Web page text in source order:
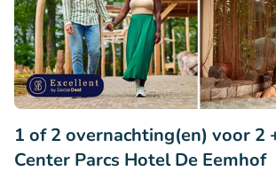
1 of 2 overnachting(en) voor 2
Center Parcs Hotel De Eemhof